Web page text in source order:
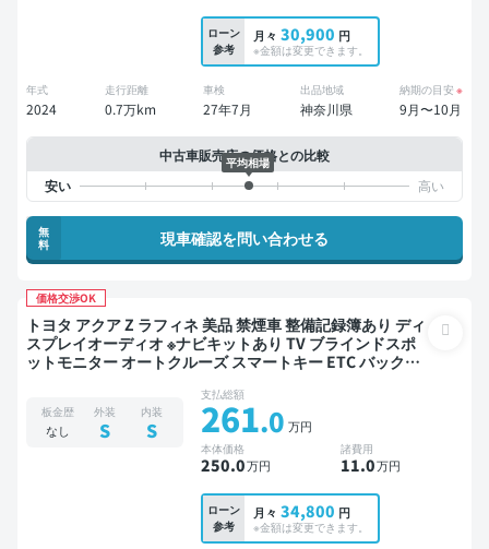
ローン
参考
月々 30,900 円
※金額は変更できます。
年式
2024
走行距離
0.7万km
車検
27年7月
出品地域
神奈川県
納期の目安 ※
9月〜10月
中古車販売店の価格との比較
平均相場
無
料
現車確認を問い合わせる
価格交渉OK
トヨタ アクア Z ラフィネ 美品 禁煙車 整備記録簿あり ディ
スプレイオーディオ ※ナビキットあり TV ブラインドスポ
ットモニター オートクルーズ スマートキー ETC バックモ
板金歴
なし
外装
S
内装
S
支払総額
261.0 万円
本体価格
250.0万円
諸費用
11.0万円
ローン
参考
月々 34,800 円
※金額は変更できます。